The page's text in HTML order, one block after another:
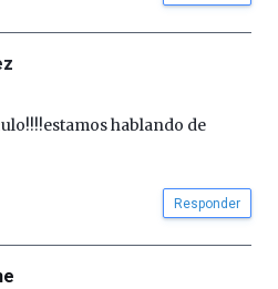
hablando de
Responder